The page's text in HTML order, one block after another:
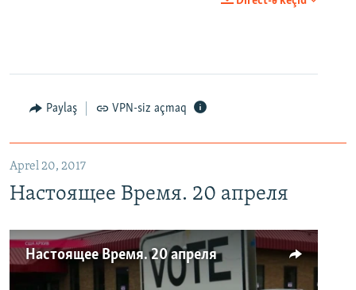
Paylaş VPN-siz açmaq
Aprel 20, 2017
Настоящее Время. 20 апреля
Настоящее Время. 20 апреля